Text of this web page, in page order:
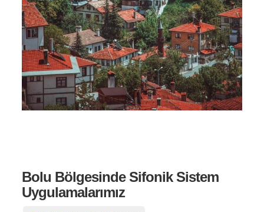
Bolu Bölgesinde Sifonik Sistem
Uygulamalarımız